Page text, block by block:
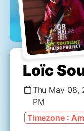
Loïc
Thu May 08,
PM
Timezone :